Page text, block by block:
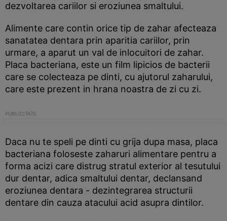
dezvoltarea cariilor si eroziunea smaltului.
Alimente care contin orice tip de zahar afecteaza
sanatatea dentara prin aparitia cariilor, prin
urmare, a aparut un val de inlocuitori de zahar.
Placa bacteriana, este un film lipicios de bacterii
care se colecteaza pe dinti, cu ajutorul zaharului,
care este prezent in hrana noastra de zi cu zi.
Daca nu te speli pe dinti cu grija dupa masa, placa
bacteriana foloseste zaharuri alimentare pentru a
forma acizi care distrug stratul exterior al tesutului
dur dentar, adica smaltului dentar, declansand
eroziunea dentara - dezintegrarea structurii
dentare din cauza atacului acid asupra dintilor.